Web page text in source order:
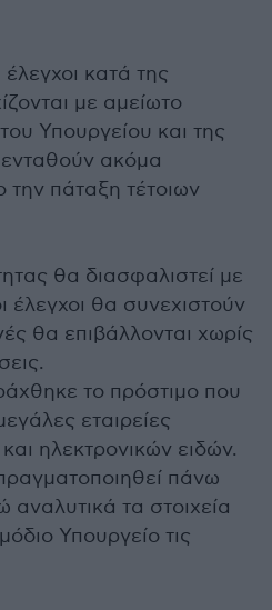
κατά της
με αμείωτο
Υπουργείου και της
ακόμα
την πάταξη τέτοιων
θα διασφαλιστεί με
έλεγχοι θα συνεχιστούν
θα επιβάλλονται χωρίς
το πρόστιμο που
εταιρείες
ηλεκτρονικών ειδών.
πάνω
τα στοιχεία
Υπουργείο τις